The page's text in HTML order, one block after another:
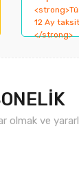
olmak ve